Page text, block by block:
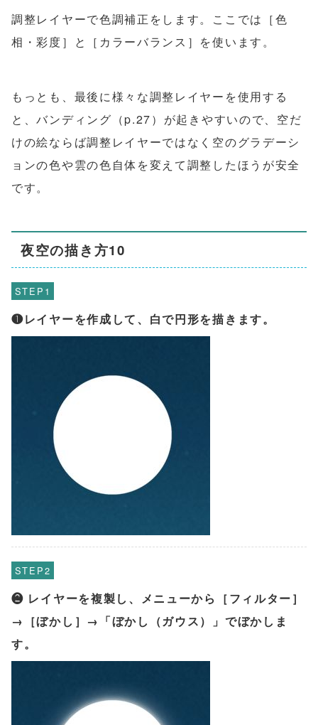
調整レイヤーで色調補正をします。ここでは［色
相・彩度］と［カラーバランス］を使います。
もっとも、最後に様々な調整レイヤーを使用する
と、バンディング（p.27）が起きやすいので、空だ
けの絵ならば調整レイヤーではなく空のグラデーシ
ョンの色や雲の色自体を変えて調整したほうが安全
です。
夜空の描き方10
STEP
❶レイヤーを作成して、白で円形を描きます。
STEP
❷ レイヤーを複製し、メニューから［フィルター］
→［ぼかし］→「ぼかし（ガウス）」でぼかしま
す。